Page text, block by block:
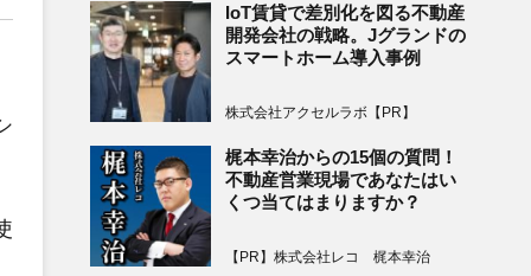
IoT賃貸で差別化を図る不動産
開発会社の戦略。Jグランドの
スマートホーム導入事例
株式会社アクセルラボ【PR】
梶本幸治からの15個の質問！
不動産営業現場であなたはい
くつ当てはまりますか？
【PR】株式会社レコ 梶本幸治